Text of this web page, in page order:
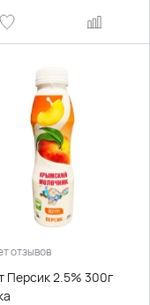
отзывов
Персик 2.5% 300г